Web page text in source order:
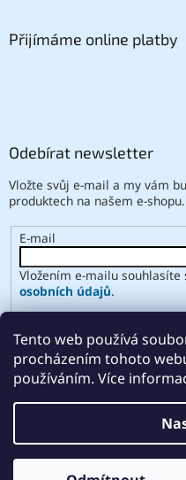
Tento web používá
procházením tohoto
používáním. Více
Přijímáme online platby
Odebírat newsletter
Vložte svůj e-mail a my vám
produktech na našem e-shopu.
E-mail
Vložením e-mailu souhlasíte
osobních údajů.
PŘIHLÁSIT SE
Copyright 2026ABSE.